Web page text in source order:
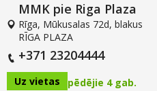
MMK pie Riga Plaza
Rīga, Mūkusalas 72d, blakus
RĪGA PLAZA
+371 23204444
Uz vietas pēdējie 4 gab.